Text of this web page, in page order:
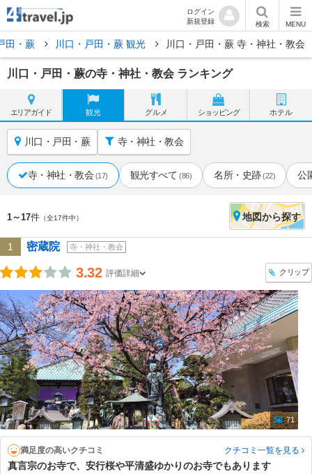
ログイン
新規登録
検索 MENU
田・蕨 川口・戸田・蕨 観光 川口・戸田・蕨 寺・神社・教会
川口・戸田・蕨の寺・神社・教会 ランキング
エリアガイド 観光 グルメ ショッピング ホテル
川口・戸田・蕨 寺・神社・教会
寺・神社・教会 (17) 観光すべて (86) 名所・史跡 (22) 公
1～17件 （全17件中） 地図から探す
1 密蔵院 寺・神社・教会
3.32 評価詳細 クリップ
71
満足度の高いクチコミ クチコミ一覧を見る
真言宗のお寺で、安行桜や平清盛ゆかりのお寺でもあります